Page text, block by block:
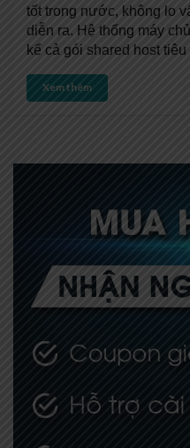
tốt trong nước, không lo
diễn ra. Hệ thống máy
kể cả gói shared host
Xem thêm